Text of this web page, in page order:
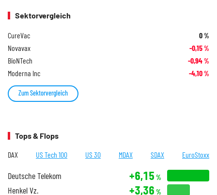
Sektorvergleich
CureVac 0%
Novavax -0,15%
BioNTech -0,94%
Moderna Inc -4,10%
Zum Sektorvergleich
Tops & Flops
DAX US Tech 100 US 30 MDAX SDAX EuroStoxx
Deutsche Telekom +6,15 %
Henkel Vz. +3,36 %